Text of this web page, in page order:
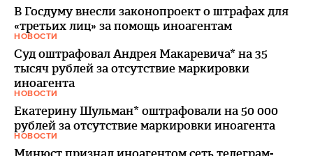
В Госдуму внесли законопроект о штрафах для
«третьих лиц» за помощь иноагентам
НОВОСТИ
Суд оштрафовал Андрея Макаревича* на 35
тысяч рублей за­ отсутствие маркировки
иноагента
НОВОСТИ
Екатерину Шульман* оштрафовали на 50 000
рублей за отсутствие маркировки иноагента
НОВОСТИ